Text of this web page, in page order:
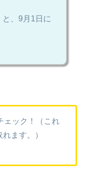
、9月1日に
ェック！（これ
ます。）